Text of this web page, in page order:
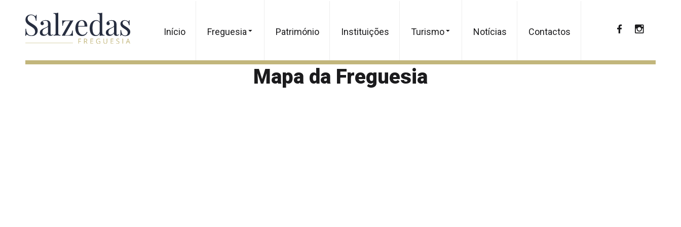
Início Freguesia Património Instituições Turismo Notícias Contactos
Mapa da Freguesia